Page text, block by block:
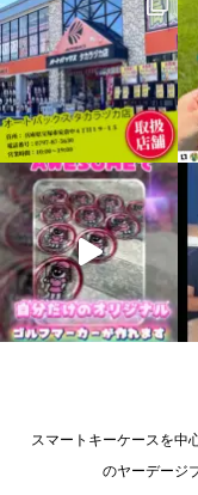
スマートキーケースを中
のヤーデージ